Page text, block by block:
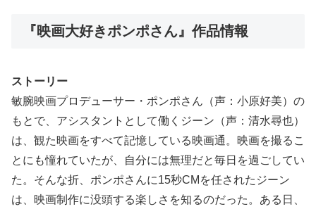
『映画大好きポンポさん』作品情報
ストーリー
敏腕映画プロデューサー・ポンポさん（声：小原好美）の
もとで、アシスタントとして働くジーン（声：清水尋也）
は、観た映画をすべて記憶している映画通。映画を撮るこ
とにも憧れていたが、自分には無理だと毎日を過ごしてい
た。そんな折、ポンポさんに15秒CMを任されたジーン
は、映画制作に没頭する楽しさを知るのだった。ある日、